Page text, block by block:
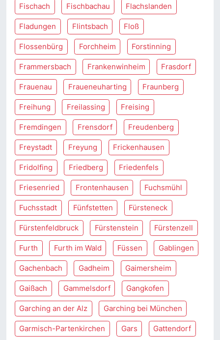
Fischach Fischbachau Flachslanden
Fladungen Flintsbach Floß
Flossenbürg Forchheim Forstinning
Frammersbach Frankenwinheim Frasdorf
Frauenau Fraueneuharting Fraunberg
Freihung Freilassing Freising
Fremdingen Frensdorf Freudenberg
Freystadt Freyung Frickenhausen
Fridolfing Friedberg Friedenfels
Friesenried Frontenhausen Fuchsmühl
Fuchsstadt Fünfstetten Fürsteneck
Fürstenfeldbruck Fürstenstein Fürstenzell
Furth Furth im Wald Füssen Gablingen
Gachenbach Gadheim Gaimersheim
Gaißach Gammelsdorf Gangkofen
Garching an der Alz Garching bei München
Garmisch-Partenkirchen Gars Gattendorf